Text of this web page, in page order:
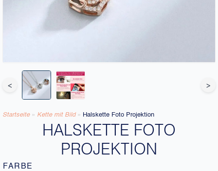
< >
Startseite » Kette mit Bild » Halskette Foto Projektion
HALSKETTE FOTO
PROJEKTION
FARBE